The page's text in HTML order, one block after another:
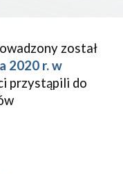
został
2020 r. w
przystąpili do